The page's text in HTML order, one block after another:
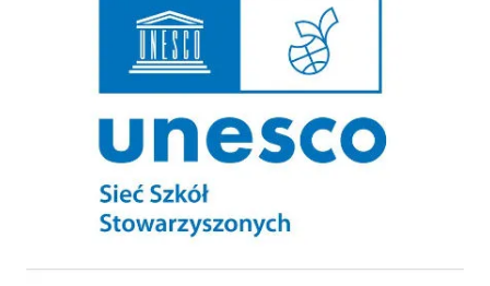
Szkolny Klub Sportowy